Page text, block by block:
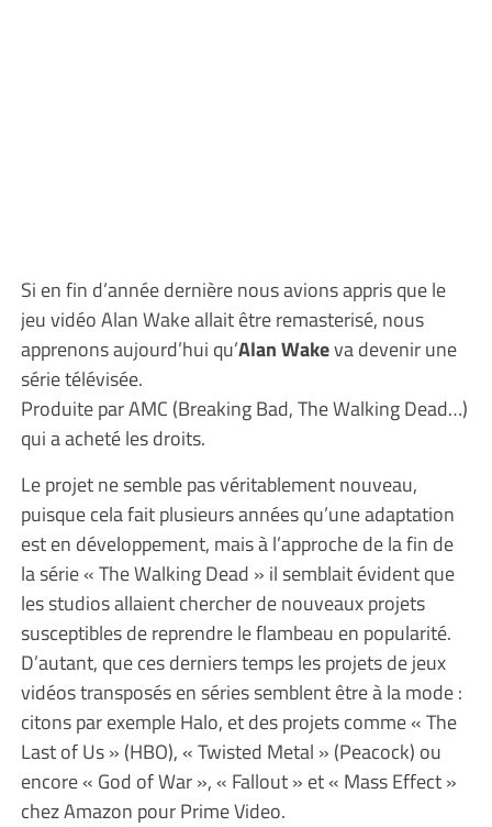
Si en fin d’année dernière nous avions appris que le
jeu vidéo Alan Wake allait être remasterisé, nous
apprenons aujourd’hui qu’Alan Wakeva devenir une
série télévisée.
Produite par AMC (Breaking Bad, The Walking Dead…)
qui a acheté les droits.
Le projet ne semble pas véritablement nouveau,
puisque cela fait plusieurs années qu’une adaptation
est en développement, mais à l’approche de la fin de
la série « The Walking Dead » il semblait évident que
les studios allaient chercher de nouveaux projets
susceptibles de reprendre le flambeau en popularité.
D’autant, que ces derniers temps les projets de jeux
vidéos transposés en séries semblent être à la mode :
citons par exemple Halo, et des projets comme « The
Last of Us » (HBO), « Twisted Metal » (Peacock) ou
encore « God of War », « Fallout » et « Mass Effect »
chez Amazon pour Prime Video.